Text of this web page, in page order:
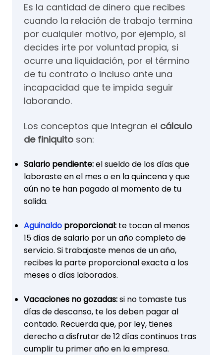
Es la cantidad de dinero que recibes
cuando la relación de trabajo termina
por cualquier motivo, por ejemplo, si
decides irte por voluntad propia, si
ocurre una liquidación, por el término
de tu contrato o incluso ante una
incapacidad que te impida seguir
laborando.
Los conceptos que integran el cálculo
de finiquito son:
Salario pendiente:el sueldo de los días que
laboraste en el mes o en la quincena y que
aún no te han pagado al momento de tu
salida.
Aguinaldo proporcional: te tocan al menos
15 días de salario por un año completo de
servicio. Si trabajaste menos de un año,
recibes la parte proporcional exacta a los
meses o días laborados.
Vacaciones no gozadas:si no tomaste tus
días de descanso, te los deben pagar al
contado. Recuerda que, por ley, tienes
derecho a disfrutar de 12 días continuos tras
cumplir tu primer año en la empresa.